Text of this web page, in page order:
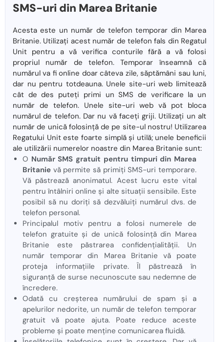
SMS-uri din Marea Britanie
Acesta este un număr de telefon temporar din Marea
Britanie. Utilizați acest număr de telefon fals din Regatul
Unit pentru a vă verifica conturile fără a vă folosi
propriul număr de telefon. Temporar înseamnă că
numărul va fi online doar câteva zile, săptămâni sau luni,
dar nu pentru totdeauna. Unele site-uri web limitează
cât de des puteți primi un SMS de verificare la un
număr de telefon. Unele site-uri web vă pot bloca
numărul de telefon. Dar nu vă faceți griji. Utilizați un alt
număr de unică folosință de pe site-ul nostru! Utilizarea
Regatului Unit este foarte simplă și utilă; unele beneficii
ale utilizării numerelor noastre din Marea Britanie sunt:
O Număr SMS gratuit pentru timpuri din Marea
Britanie vă permite să primiți SMS-uri temporare.
Vă păstrează anonimatul. Acest lucru este vital
pentru întâlniri online și alte situații sensibile. Este
posibil să nu doriți să dezvăluiți numărul dvs. de
telefon personal.
Principalul motiv pentru a folosi numerele de
telefon gratuite și de unică folosință din Marea
Britanie este păstrarea confidențialității. Un
număr temporar din Marea Britanie vă poate
proteja informațiile private. Îl păstrează în
siguranță de surse necunoscute sau nedemne de
încredere.
Odată cu creșterea numărului de spam și a
apelurilor nedorite, un număr de telefon temporar
gratuit vă poate ajuta. Poate reduce aceste
probleme și poate menține comunicarea fluidă.